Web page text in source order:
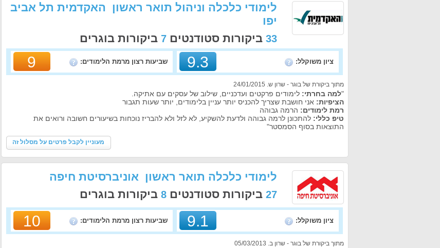
לימודי כלכלה וניהול תואר ראשון האקדמית תל אביב
יפו
33 ביקורות סטודנטים7 ביקורות בוגרים
ציון משוקלל: 9.3 שביעות רצון מרמת הלימודים: 9
מתוך ביקורת של בוגר - שרון ש. 24/01/2015
"למה בחרתי: לימודים פרקטים ועדכניים, שילוב של עסקים עם אתיקה.
הציפיות: אני חושבת שצריך להכניס יותר עניין בלימודים, יותר שעות תגבור
רמת לימודים: הרמה גבוהה
טיפ כללי: להתכונן לרמה גבוהה ולדעת להשקיע, לא לזל ולא להבריז נוכחות בשיעורים חשובה ורואים את
התוצאות בסוף הסמסטר"
מעוניין לקבל פרטים על מסלול זה
לימודי כלכלה תואר ראשון אוניברסיטת חיפה
27 ביקורות סטודנטים8 ביקורות בוגרים
ציון משוקלל: 9.1 שביעות רצון מרמת הלימודים: 10
מתוך ביקורת של בוגר - שרון ב. 05/03/2013